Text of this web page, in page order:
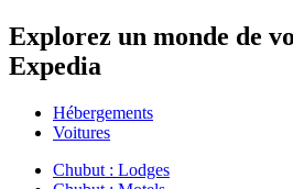
Explorez un monde de
Expedia
Hébergements
Voitures
Chubut : Lodges